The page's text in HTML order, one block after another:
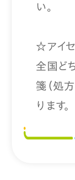
い。
☆アイセ
全国ど
箋（処
ります。